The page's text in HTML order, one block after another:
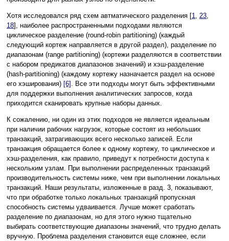
Хотя исследовался ряд схем автматического разделения [1, 23,
18], наиболее распространенными подходами являются
циклическое разделение (round-robin partitioning) (каждый
следующий кортеж направляется в другой раздел), разделение по
диапазонам (range partitioning) (кортежи разделяются в соответствии
с набором предикатов диапазонов значений) и хэш-разделение
(hash-partitioning) (каждому кортежу назначается раздел на основе
его хэширования) [6] . Все эти подходы могут быть эффективными
для поддержки выполнения аналитических запросов, когда
приходится сканировать крупные наборы данных.
К сожалению, ни один из этих подходов не является идеальным
при наличии рабочих нагрузок, которые состоят из небольших
транзакций, затрагивающих всего несколько записей. Если
транзакция обращается более к одному кортежу, то циклическое и
хэш-разделения, как правило, приведут к потребности доступа к
нескольким узлам. При выполнении распределенных транзакций
производительность системы ниже, чем при выполнении локальных
транзакций. Наши результаты, изложенные в разд. 3, показывают,
что при обработке только локальных транзакций пропускная
способность системы удваивается. Лучше может сработать
разделение по диапазонам, но для этого нужно тщательно
выбирать соответствующие диапазоны значений, что трудно делать
вручную. Проблема разделения становится еще сложнее, если